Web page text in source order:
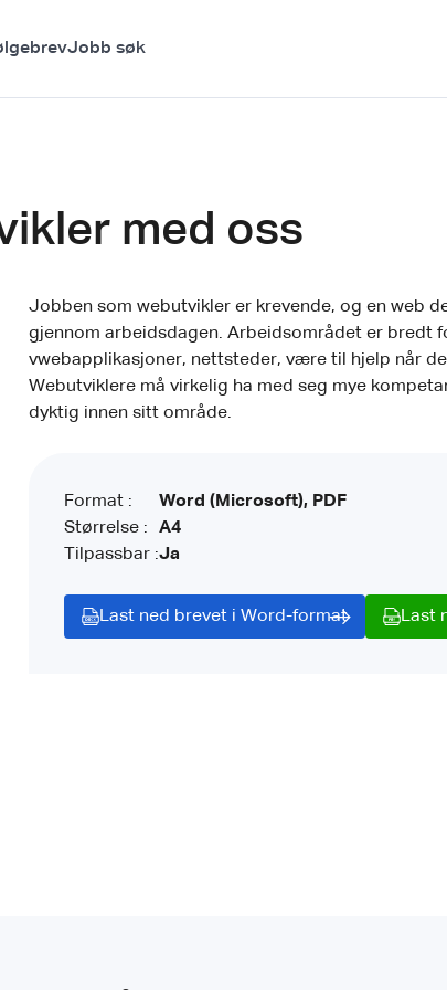
Jobb søk
med oss
Jobben som webutvikler er krevende, og en web
gjennom arbeidsdagen. Arbeidsområdet er bredt
vwebapplikasjoner, nettsteder, være til hjelp når
Webutviklere må virkelig ha med seg mye
dyktig innen sitt område.
Format :
Størrelse :
Tilpassbar :
Word (Microsoft), PDF
A4
Ja
Last ned brevet i Word-format Last